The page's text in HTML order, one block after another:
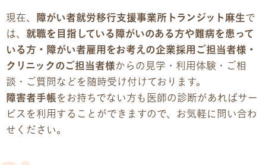
現在、 障がい者就労移行支援事業所トランジット麻生で
は、 就職を目指している障がいのある方や難病を患って
いる方・障がい者雇用をお考えの企業採用ご担当者様・
クリニックのご担当者様からの見学・利用体験・ご相
談・ご質問などを随時受け付けております。
障害者手帳をお持ちでない方も医師の診断があればサー
ビスを利用することができますので、お気軽に問い合わ
せください。